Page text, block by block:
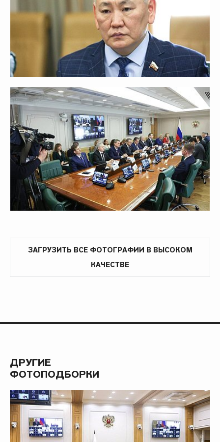
ЗАГРУЗИТЬ ВСЕ ФОТОГРАФИИ В ВЫСОКОМ
КАЧЕСТВЕ
ДРУГИЕ
ФОТОПОДБОРКИ